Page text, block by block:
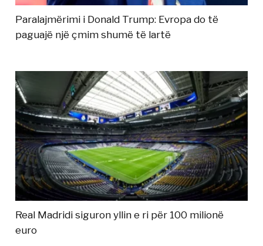
Paralajmërimi i Donald Trump: Evropa do të
paguajë një çmim shumë të lartë
Real Madridi siguron yllin e ri për 100 milionë
euro